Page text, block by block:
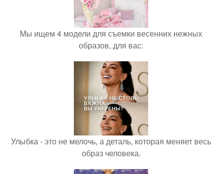
Мы ищем 4 модели для съемки весенних нежных
образов, для вас:
Улыбка - это не мелочь, а деталь, которая меняет весь
образ человека.